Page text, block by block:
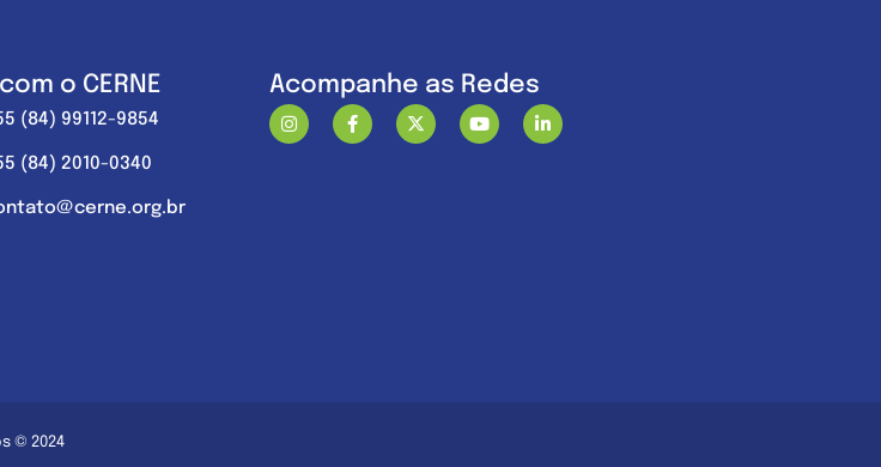
o CERNE
(84) 99112-9854
(84) 2010-0340
Acompanhe as Redes
© 2024